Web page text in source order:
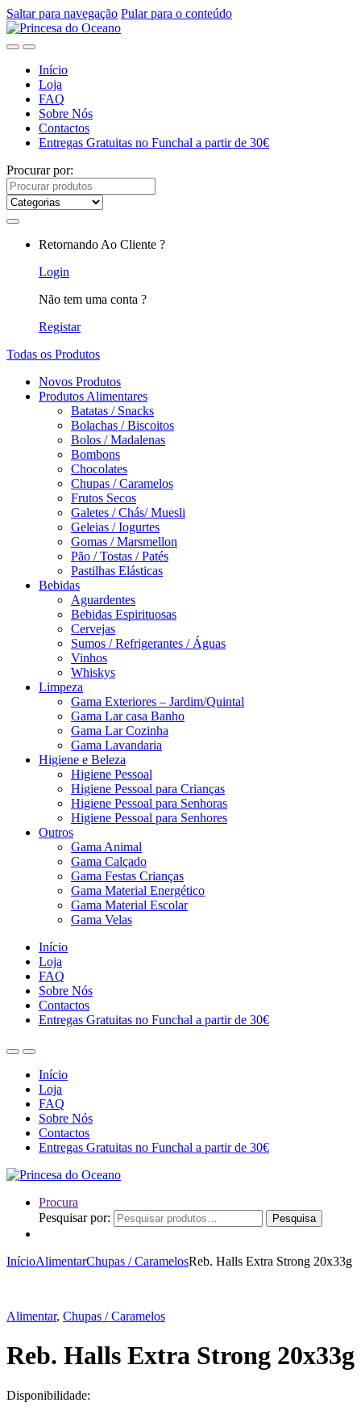
Saltar para navegação Pular para o conteúdo
Início
Loja
FAQ
Sobre Nós
Contactos
Entregas Gratuitas no Funchal a partir de 30€
Procurar por:
Retornando Ao Cliente ?
Login
Não tem uma conta ?
Registar
Todas os Produtos
Novos Produtos
Produtos Alimentares
Batatas / Snacks
Bolachas / Biscoitos
Bolos / Madalenas
Bombons
Chocolates
Chupas / Caramelos
Frutos Secos
Galetes / Chás/ Muesli
Geleias / Iogurtes
Gomas / Marsmellon
Pão / Tostas / Patés
Pastilhas Elásticas
Bebidas
Aguardentes
Bebidas Espirituosas
Cervejas
Sumos / Refrigerantes / Águas
Vinhos
Whiskys
Limpeza
Gama Exteriores – Jardim/Quintal
Gama Lar casa Banho
Gama Lar Cozinha
Gama Lavandaria
Higiene e Beleza
Higiene Pessoal
Higiene Pessoal para Crianças
Higiene Pessoal para Senhoras
Higiene Pessoal para Senhores
Outros
Gama Animal
Gama Calçado
Gama Festas Crianças
Gama Material Energético
Gama Material Escolar
Gama Velas
Início
Loja
FAQ
Sobre Nós
Contactos
Entregas Gratuitas no Funchal a partir de 30€
Início
Loja
FAQ
Sobre Nós
Contactos
Entregas Gratuitas no Funchal a partir de 30€
Procura
Pesquisar por:
Pesquisa
InícioAlimentarChupas / CaramelosReb. Halls Extra Strong 20x33g
Alimentar, Chupas / Caramelos
Reb. Halls Extra Strong 20x33g
Disponibilidade: